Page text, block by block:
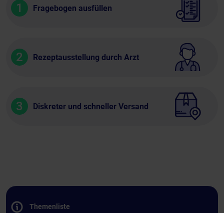
1 Fragebogen ausfüllen
2 Rezeptausstellung durch Arzt
3 Diskreter und schneller Versand
Themenliste